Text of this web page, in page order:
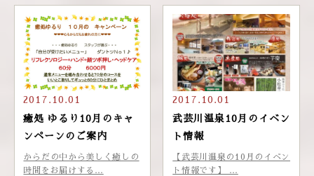
2017.10.01
癒処 ゆるり10月のキャ
ンペーンのご案内
からだの中から美しく癒しの
時間をお届けする…
2017.10.01
武芸川温泉10月のイベン
ト情報
【武芸川温泉の10月のイベン
ト情報です】 …